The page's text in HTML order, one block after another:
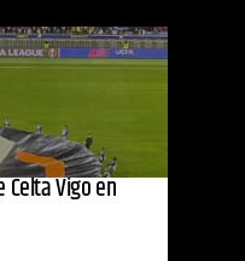
Celta Vigo en